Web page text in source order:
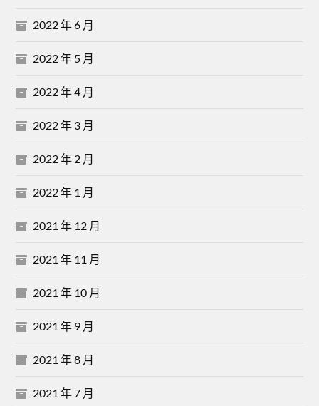
2022 年 6 月
2022 年 5 月
2022 年 4 月
2022 年 3 月
2022 年 2 月
2022 年 1 月
2021 年 12 月
2021 年 11 月
2021 年 10 月
2021 年 9 月
2021 年 8 月
2021 年 7 月